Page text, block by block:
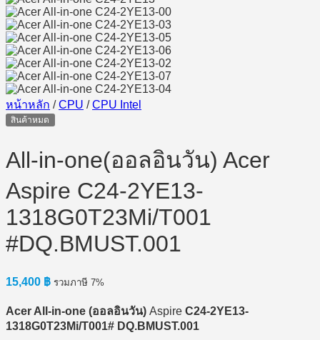
หน้าหลัก / CPU / CPU Intel
สินค้าหมด
All-in-one(ออลอินวัน) Acer
Aspire C24-2YE13-
1318G0T23Mi/T001
#DQ.BMUST.001
15,400 ฿ รวมภาษี 7%
Acer All-in-one (ออลอินวัน) Aspire C24-2YE13-
1318G0T23Mi/T001# DQ.BMUST.001